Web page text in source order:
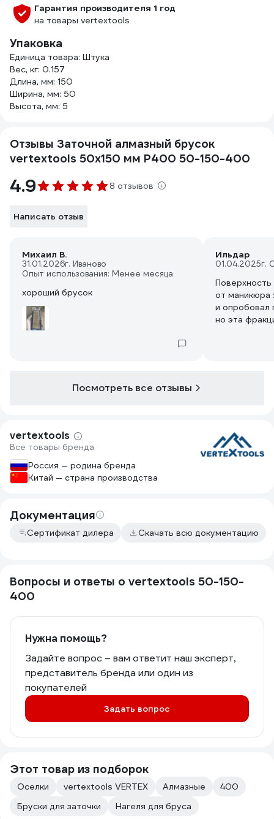
Гарантия производителя 1 год
на товары vertextools
Упаковка
Единица товара: Штука
Вес, кг: 0.157
Длина, мм: 150
Ширина, мм: 50
Высота, мм: 5
Отзывы Заточной алмазный брусок
vertextools 50х150 мм Р400 50-150-400
4.9 8 отзывов
Написать отзыв
Михаил В.
31.01.2026г. Иваново
Опыт использования: Менее месяца
хороший брусок
Ильдар
01.04.2025г.
Поверхность
от маникюра
и опробовал
но эта
Посмотреть все отзывы
vertextools
Все товары бренда
Россия — родина бренда
Китай — страна производства
Документация
Сертификат дилера Скачать всю документацию
Вопросы и ответы о vertextools 50-150-
400
Нужна помощь?
Задайте вопрос – вам ответит наш эксперт,
представитель бренда или один из
покупателей
Задать вопрос
Этот товар из подборок
Оселки vertextools VERTEX Алмазные
400
Бруски для заточки
Нагеля для бруса